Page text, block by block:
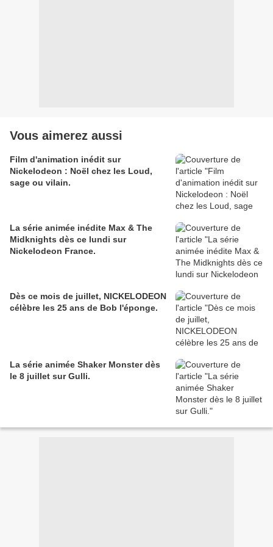
Vous aimerez aussi
Film d'animation inédit sur
Nickelodeon : Noël chez les Loud,
sage ou vilain.
La série animée inédite Max & The
Midknights dès ce lundi sur
Nickelodeon France.
Dès ce mois de juillet, NICKELODEON
célèbre les 25 ans de Bob l'éponge.
La série animée Shaker Monster dès
le 8 juillet sur Gulli.